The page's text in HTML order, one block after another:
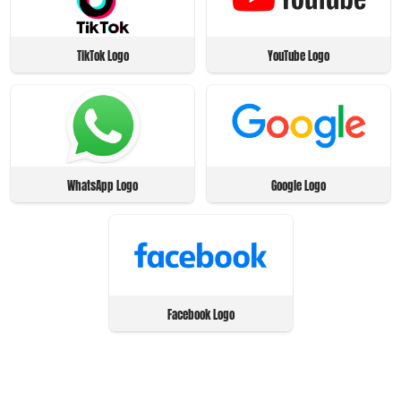
TikTok Logo YouTube Logo
WhatsApp Logo Google Logo
Facebook Logo